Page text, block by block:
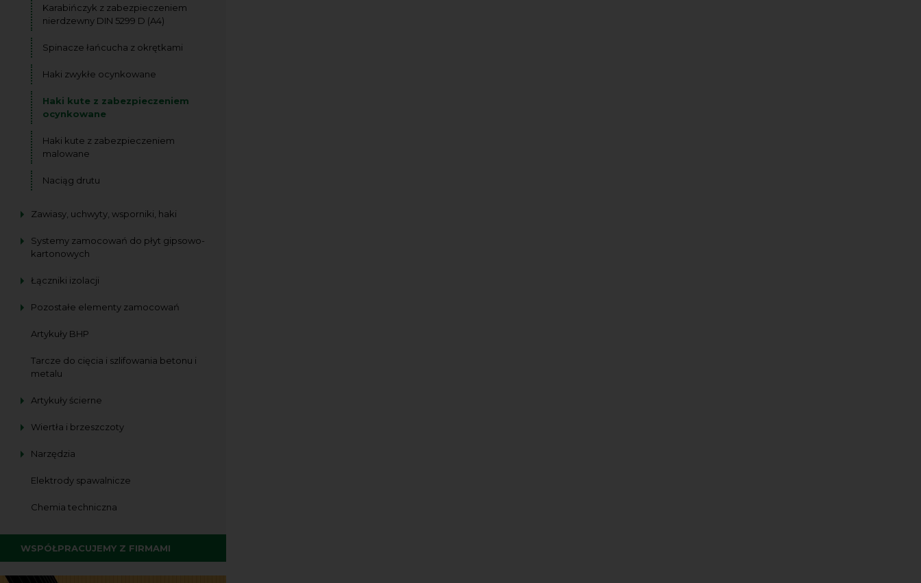
Karabińczyk z zabezpieczeniem
nierdzewny DIN 5299 D (A4)
Spinacze łańcucha z okrętkami
Haki zwykłe ocynkowane
Haki kute z zabezpieczeniem
ocynkowane
Haki kute z zabezpieczeniem
malowane
Naciąg drutu
Zawiasy, uchwyty, wsporniki, haki
Systemy zamocowań do płyt gipsowo-
kartonowych
Łączniki izolacji
Pozostałe elementy zamocowań
Artykuły BHP
Tarcze do cięcia i szlifowania betonu i
metalu
Artykuły ścierne
Wiertła i brzeszczoty
Narzędzia
Elektrody spawalnicze
Chemia techniczna
WSPÓŁPRACUJEMY Z FIRMAMI